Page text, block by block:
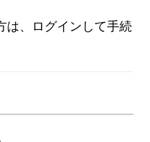
は、ログインして手続